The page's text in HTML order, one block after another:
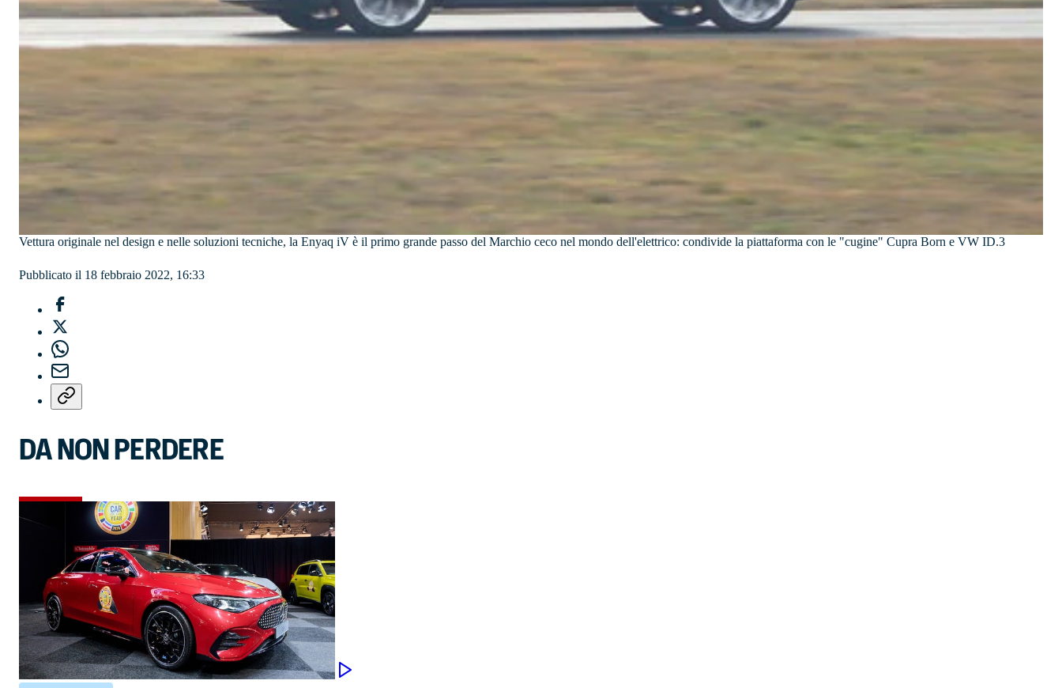
Vettura originale nel design e nelle soluzioni tecniche, la Enyaq iV è il primo grande passo del Marchio ceco nel mondo dell'elettrico: condivide la piattaforma con le "cugine" Cupra Born e VW ID.3
Pubblicato il 18 febbraio 2022, 16:33
DA NON PERDERE